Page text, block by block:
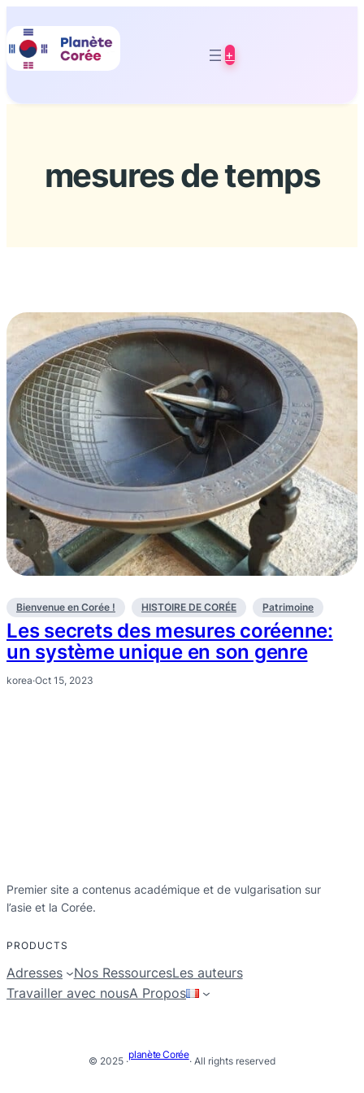
au
contenu
+
mesures de temps
Bienvenue en Corée ! HISTOIRE DE CORÉE Patrimoine
Les secrets des mesures coréenne:
un système unique en son genre
korea·Oct 15, 2023
Premier site a contenus académique et de vulgarisation sur
l’asie et la Corée.
PRODUCTS
Adresses Nos RessourcesLes auteurs
Travailler avec nousA Propos
© 2025 ·
planète Corée
· All rights reserved